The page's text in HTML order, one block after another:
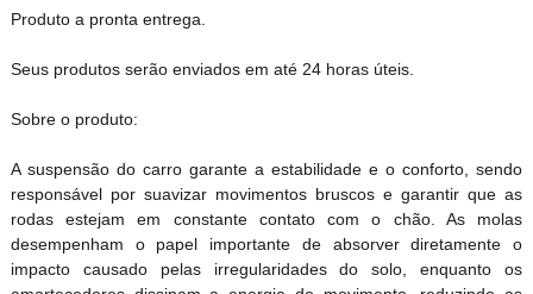
Produto a pronta entrega.
Seus produtos serão enviados em até 24 horas úteis.
Sobre o produto:
A suspensão do carro garante a estabilidade e o conforto, sendo
responsável por suavizar movimentos bruscos e garantir que as
rodas estejam em constante contato com o chão. As molas
desempenham o papel importante de absorver diretamente o
impacto causado pelas irregularidades do solo, enquanto os